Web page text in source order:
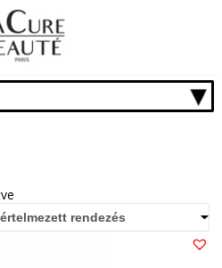
rendezés